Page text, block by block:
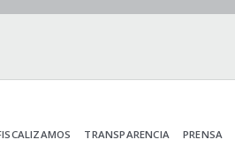
TRANSPARENCIA PRENSA